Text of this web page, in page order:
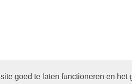
goed te laten functioneren en